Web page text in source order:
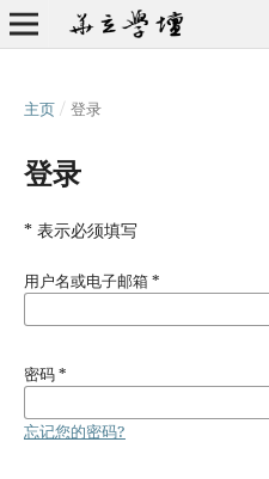
主页 / 登录
登录
* 表示必须填写
用户名或电子邮箱*
密码*
忘记您的密码?